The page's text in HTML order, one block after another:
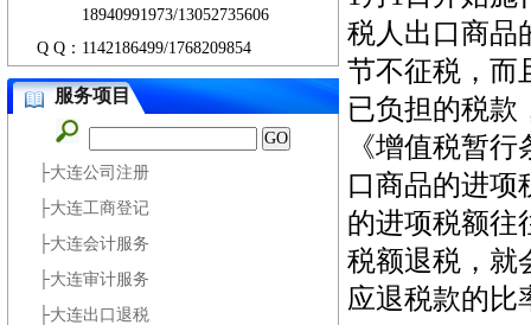
18940991973/13052735606
Q Q：1142186499/1768209854
服务项目
├大连公司注册
├大连工商登记
├大连会计服务
├大连审计服务
├大连出口退税
税人出口商品
节不征税，而
已负担的税款
《增值税暂
口商品的进项
的进项税额往
税额退税，就
应退税款的